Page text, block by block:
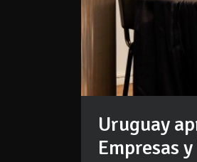
Uruguay
Empresas